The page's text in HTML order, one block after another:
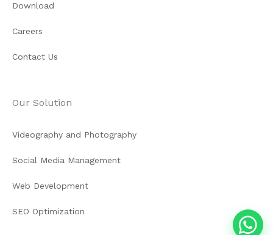
Download
Careers
Contact Us
Our Solution
Videography and Photography
Social Media Management
Web Development
SEO Optimization